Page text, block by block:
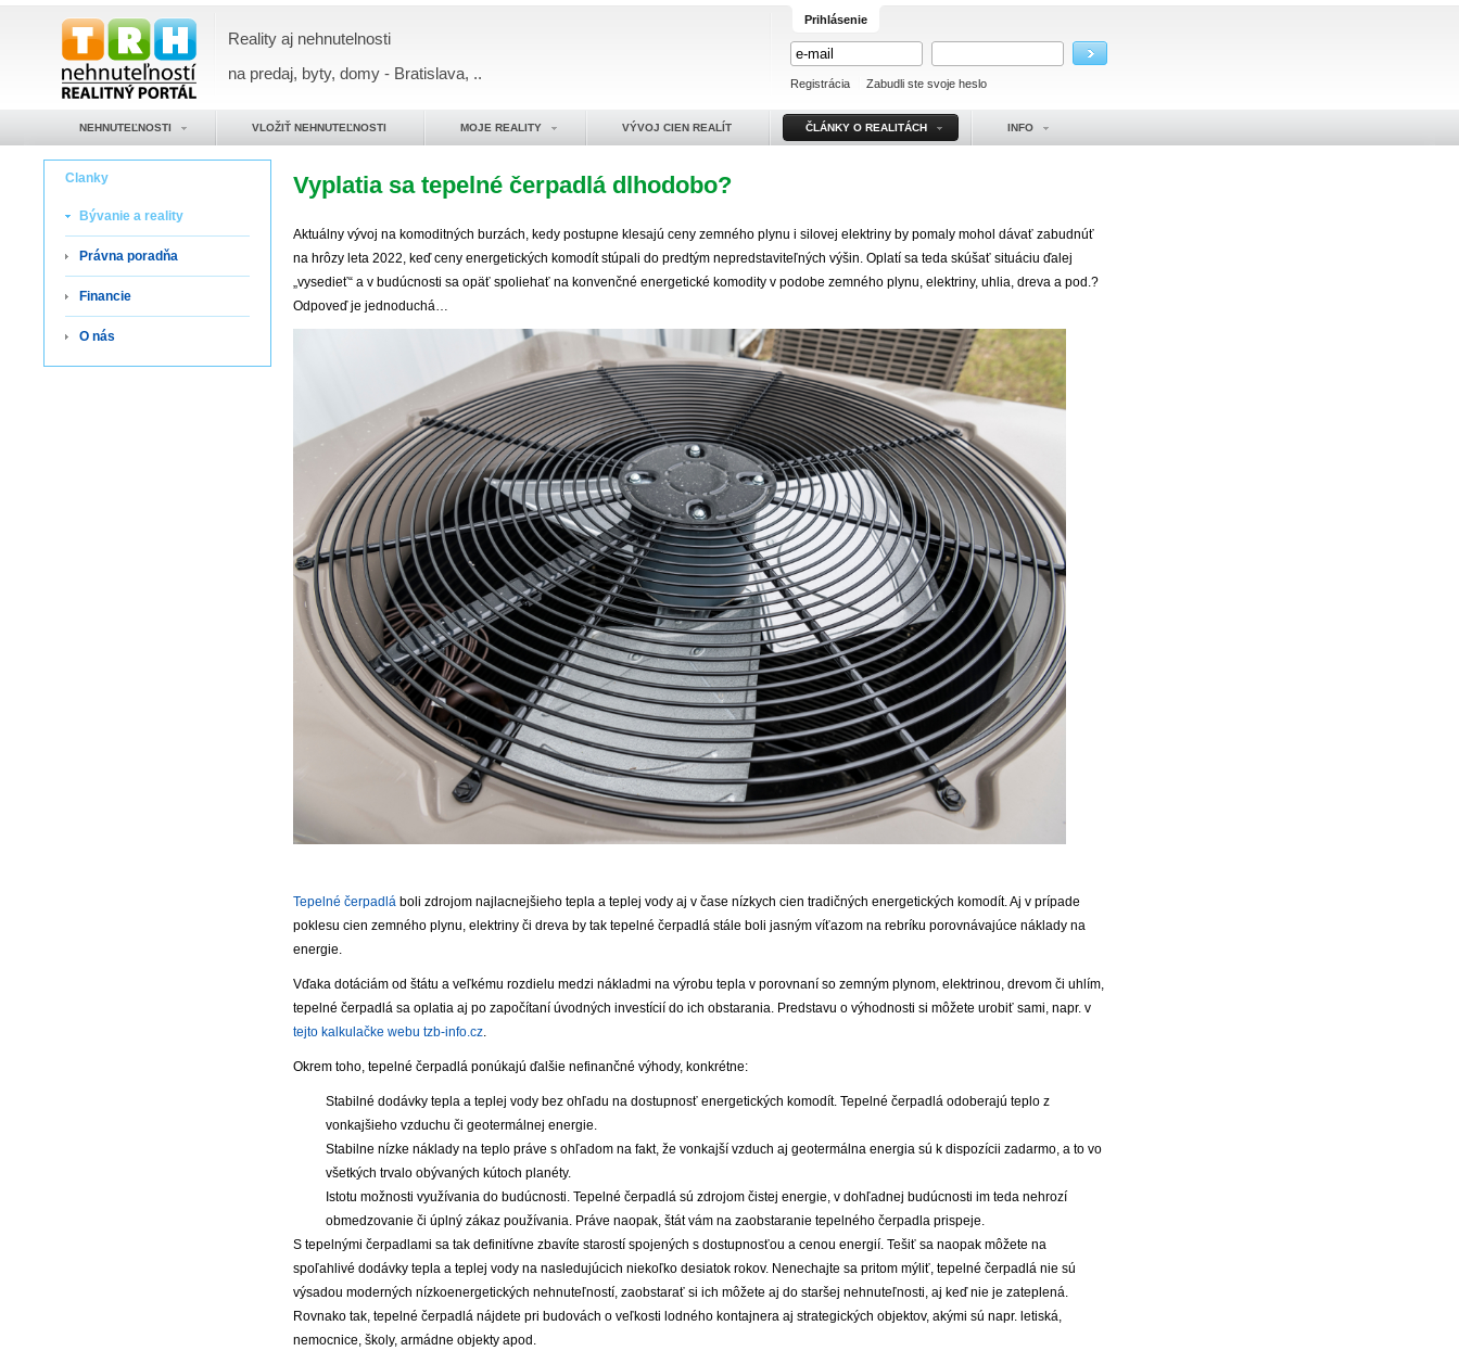
Reality aj nehnutelnosti
na predaj, byty, domy - Bratislava, ..
Prihlásenie
Registrácia Zabudli ste svoje heslo
NEHNUTEĽNOSTI VLOŽIŤ NEHNUTEĽNOSTI MOJE REALITY VÝVOJ CIEN REALÍT ČLÁNKY O REALITÁCH INFO
Clanky
Bývanie a reality
Právna poradňa
Financie
O nás
Vyplatia sa tepelné čerpadlá dlhodobo?
Aktuálny vývoj na komoditných burzách, kedy postupne klesajú ceny zemného plynu i silovej elektriny by pomaly mohol dávať zabudnúť
na hrôzy leta 2022, keď ceny energetických komodít stúpali do predtým nepredstaviteľných výšin. Oplatí sa teda skúšať situáciu ďalej
„vysedieť“ a v budúcnosti sa opäť spoliehať na konvenčné energetické komodity v podobe zemného plynu, elektriny, uhlia, dreva a pod.?
Odpoveď je jednoduchá…
Tepelné čerpadlá boli zdrojom najlacnejšieho tepla a teplej vody aj v čase nízkych cien tradičných energetických komodít. Aj v prípade
poklesu cien zemného plynu, elektriny či dreva by tak tepelné čerpadlá stále boli jasným víťazom na rebríku porovnávajúce náklady na
energie.
Vďaka dotáciám od štátu a veľkému rozdielu medzi nákladmi na výrobu tepla v porovnaní so zemným plynom, elektrinou, drevom či uhlím,
tepelné čerpadlá sa oplatia aj po započítaní úvodných investícií do ich obstarania. Predstavu o výhodnosti si môžete urobiť sami, napr. v
tejto kalkulačke webu tzb-info.cz.
Okrem toho, tepelné čerpadlá ponúkajú ďalšie nefinančné výhody, konkrétne:
Stabilné dodávky tepla a teplej vody bez ohľadu na dostupnosť energetických komodít. Tepelné čerpadlá odoberajú teplo z
vonkajšieho vzduchu či geotermálnej energie.
Stabilne nízke náklady na teplo práve s ohľadom na fakt, že vonkajší vzduch aj geotermálna energia sú k dispozícii zadarmo, a to vo
všetkých trvalo obývaných kútoch planéty.
Istotu možnosti využívania do budúcnosti. Tepelné čerpadlá sú zdrojom čistej energie, v dohľadnej budúcnosti im teda nehrozí
obmedzovanie či úplný zákaz používania. Práve naopak, štát vám na zaobstaranie tepelného čerpadla prispeje.
S tepelnými čerpadlami sa tak definitívne zbavíte starostí spojených s dostupnosťou a cenou energií. Tešiť sa naopak môžete na
spoľahlivé dodávky tepla a teplej vody na nasledujúcich niekoľko desiatok rokov. Nenechajte sa pritom mýliť, tepelné čerpadlá nie sú
výsadou moderných nízkoenergetických nehnuteľností, zaobstarať si ich môžete aj do staršej nehnuteľnosti, aj keď nie je zateplená.
Rovnako tak, tepelné čerpadlá nájdete pri budovách o veľkosti lodného kontajnera aj strategických objektov, akými sú napr. letiská,
nemocnice, školy, armádne objekty apod.